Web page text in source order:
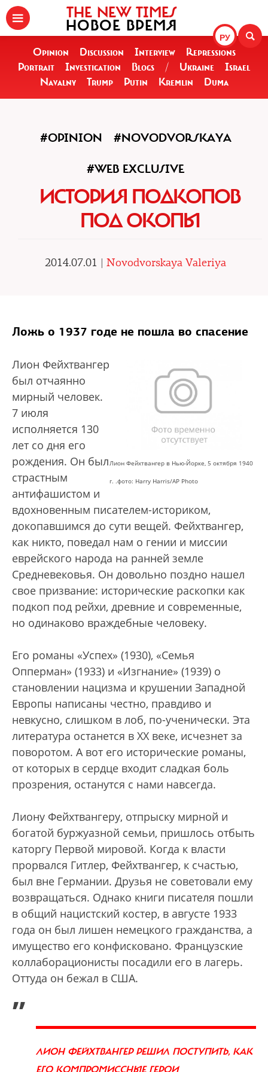
РУ
THE NEW TIMES
НОВОЕ ВРЕМЯ
Opinion Discussion Interview
Repressions
Portrait
Investigation Blogs / Ukraine
Israel
Navalny
Trump Putin Kremlin Duma
#OPINION #NOVODVORSKAYA
#WEB EXCLUSIVE
ИСТОРИЯ ПОДКОПОВ
ПОД ОКОПЫ
2014.07.01 | Novodvorskaya Valeriya
Ложь о 1937 годе не пошла во спасение
Лион Фейхтвангер в Нью-Йорке, 5 октября 1940
г. .фото: Harry Harris/AP Photo
Лион Фейхтвангер
был отчаянно
мирный человек.
7 июля
исполняется 130
лет со дня его
рождения. Он был
страстным
антифашистом и
вдохновенным писателем-историком,
докопавшимся до сути вещей. Фейхтвангер,
как никто, поведал нам о гении и миссии
еврейского народа на ранней земле
Средневековья. Он довольно поздно нашел
свое призвание: исторические раскопки как
подкоп под рейхи, древние и современные,
но одинаково враждебные человеку.
Его романы «Успех» (1930), «Семья
Опперман» (1933) и «Изгнание» (1939) о
становлении нацизма и крушении Западной
Европы написаны честно, правдиво и
невкусно, слишком в лоб, по-ученически. Эта
литература останется в XX веке, исчезнет за
поворотом. А вот его исторические романы,
от которых в сердце входит сладкая боль
прозрения, останутся с нами навсегда.
Лиону Фейхтвангеру, отпрыску мирной и
богатой буржуазной семьи, пришлось отбыть
каторгу Первой мировой. Когда к власти
прорвался Гитлер, Фейхтвангер, к счастью,
был вне Германии. Друзья не советовали ему
возвращаться. Однако книги писателя пошли
в общий нацистский костер, в августе 1933
года он был лишен немецкого гражданства, а
имущество его конфисковано. Французские
коллаборационисты посадили его в лагерь.
Оттуда он бежал в США.
„
ЛИОН ФЕЙХТВАНГЕР РЕШИЛ ПОСТУПИТЬ, КАК
ЕГО КОМПРОМИССНЫЕ ГЕРОИ